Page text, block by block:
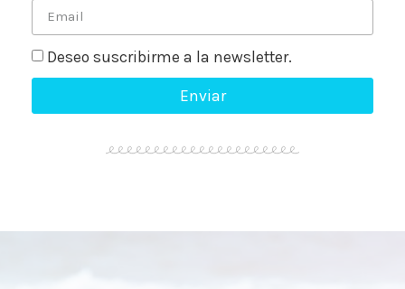
Deseo suscribirme a la newsletter.
Enviar